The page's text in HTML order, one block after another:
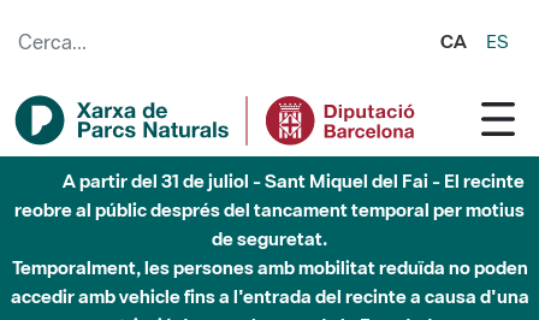
CA ES
Fins al desembre de 2026 - Parc Fluvial Besòs -
Afectacions a la llera del Parc Fluvial del Besòs degut a
obres de construcció d'una passera sobre el riu
Pesta porcina africana